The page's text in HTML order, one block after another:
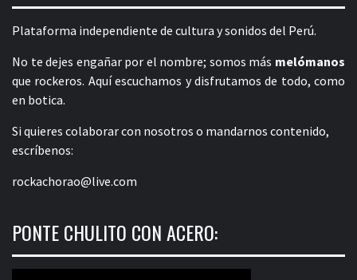
Plataforma independiente de cultura y sonidos del Perú.
No te dejes engañar por el nombre; somos más melómanos
que rockeros. Aquí escuchamos y disfrutamos de todo, como
en botica.
Si quieres colaborar con nosotros o mandarnos contenido,
escríbenos:
rockachorao@live.com
PONTE CHULITO CON ACERO: